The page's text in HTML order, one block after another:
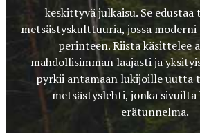
keskittyvä julkaisu. Se edustaa
metsästyskulttuuria, jossa
perinteen. Riista käsittelee
mahdollisimman laajasti ja
pyrkii antamaan lukijoille uutta
metsästyslehti, jonka
erätunnelma.